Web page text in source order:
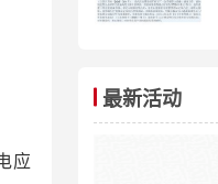
应
最新活动